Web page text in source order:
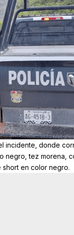
incidente, donde
negro, tez morena,
short en color negro.